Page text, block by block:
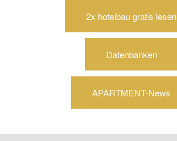
2x hotelbau gratis lesen
Datenbanken
APARTMENT-News